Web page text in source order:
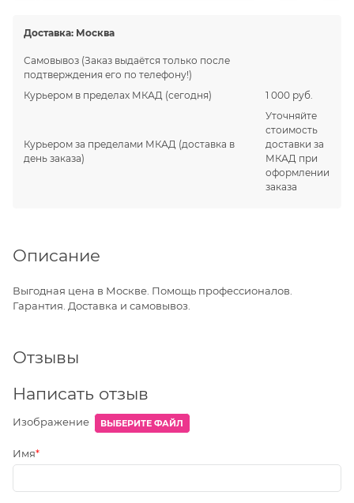
Доставка: Москва
Самовывоз (Заказ выдаётся только после
подтверждения его по телефону!)
Курьером в пределах МКАД (сегодня) 1 000 руб.
Курьером за пределами МКАД (доставка в
день заказа)
Уточняйте
стоимость
доставки за
МКАД при
оформлении
заказа
Описание
Выгодная цена в Москве. Помощь профессионалов.
Гарантия. Доставка и самовывоз.
Отзывы
Написать отзыв
Изображение ВЫБЕРИТЕ ФАЙЛ
Имя